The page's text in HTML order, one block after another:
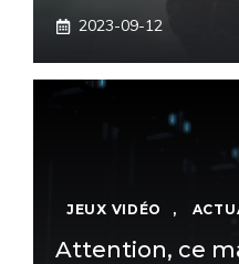
2023-09-12
JEUX VIDÉO ,
Attention, ce